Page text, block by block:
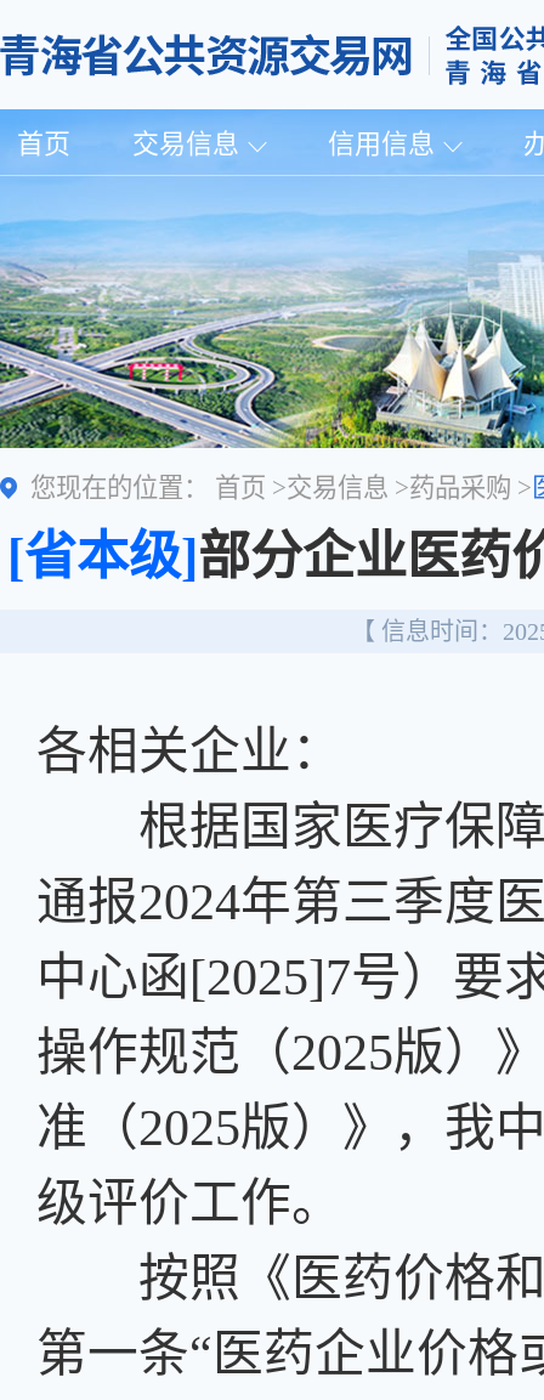
首页 交易信息 信用信息
您现在的位置： 首页 >交易信息 >药品采购 >
[省本级]部分企业医药
【 信息时间：
各相关企业：
根据国家医疗保障
通报2024年第三季度
中心函[2025]7号）要
操作规范（2025版）
准（2025版）》，我
级评价工作。
按照《医药价格和
第一条“医药企业价